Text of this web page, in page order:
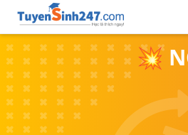
💥